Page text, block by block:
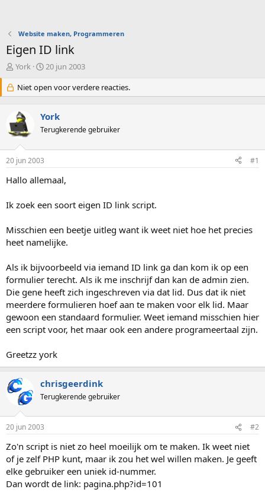
Website maken, Programmeren
Eigen ID link
O
d
e
w
e
p
s
a
t
r
York
S
a
r
d
a
u
20 jun 2003
Niet open voor verdere reacties.
York
Terugkerende gebruiker
20 jun 2003 #1
Hallo allemaal,
Ik zoek een soort eigen ID link script.
Misschien een beetje uitleg want ik weet niet hoe het precies
heet namelijke.
Als ik bijvoorbeeld via iemand ID link ga dan kom ik op een
formulier terecht. Als ik me inschrijf dan kan de admin zien.
Die gene heeft zich ingeschreven via dat lid. Dus dat ik niet
meerdere formulieren hoef aan te maken voor elk lid. Maar
gewoon een standaard formulier. Weet iemand misschien hier
een script voor, het maar ook een andere programeertaal zijn.
Greetzz york
chrisgeerdink
Terugkerende gebruiker
20 jun 2003 #2
Zo'n script is niet zo heel moeilijk om te maken. Ik weet niet
of je zelf PHP kunt, maar ik zou het wel willen maken. Je geeft
elke gebruiker een uniek id-nummer.
Dan wordt de link: pagina.php?id=101